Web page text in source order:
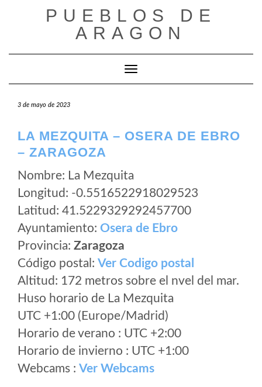
PUEBLOS DE
ARAGON
Cambiar modo de navegación
3 de mayo de 2023
LA MEZQUITA – OSERA DE EBRO
– ZARAGOZA
Nombre: La Mezquita
Longitud: -0.5516522918029523
Latitud: 41.5229329292457700
Ayuntamiento: Osera de Ebro
Provincia: Zaragoza
Código postal: Ver Codigo postal
Altitud: 172 metros sobre el nvel del mar.
Huso horario de La Mezquita
UTC +1:00 (Europe/Madrid)
Horario de verano : UTC +2:00
Horario de invierno : UTC +1:00
Webcams : Ver Webcams